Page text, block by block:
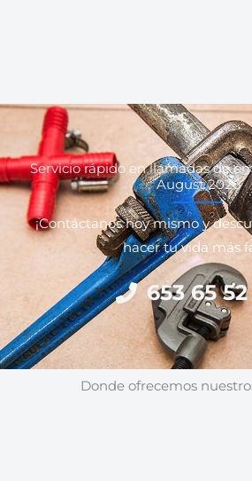
Servicio rápido en llamadas de
August 2026
¡Contáctanos hoy mismo y
hacer tu vida más
653 65
Donde ofrecemos